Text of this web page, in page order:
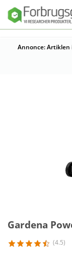
Annonce:
Gardena
(4.5)